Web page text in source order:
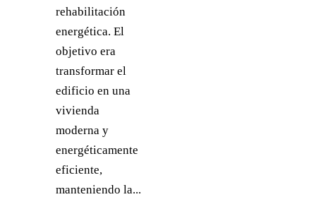
rehabilitación
energética. El
objetivo era
transformar el
edificio en una
vivienda
moderna y
energéticamente
eficiente,
manteniendo la...